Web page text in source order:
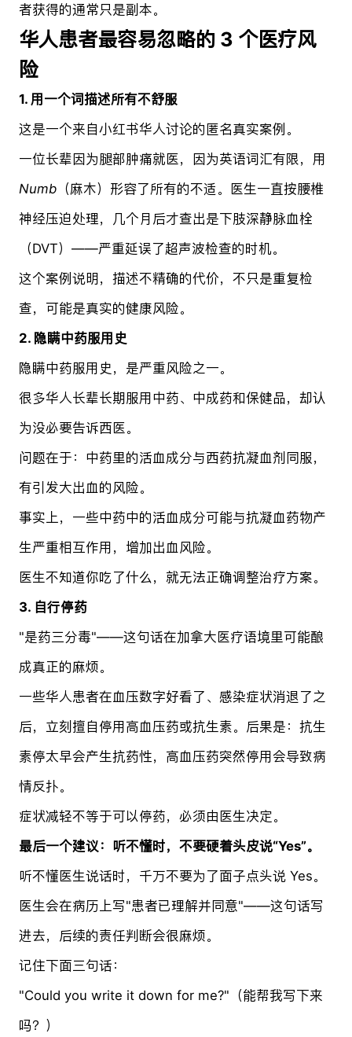
者获得的通常只是副本。
华人患者最容易忽略的 3 个医疗风
险
1. 用一个词描述所有不舒服
这是一个来自小红书华人讨论的匿名真实案例。
一位长辈因为腿部肿痛就医，因为英语词汇有限，用
Numb（麻木）形容了所有的不适。医生一直按腰椎
神经压迫处理，几个月后才查出是下肢深静脉血栓
（DVT）——严重延误了超声波检查的时机。
这个案例说明，描述不精确的代价，不只是重复检
查，可能是真实的健康风险。
2. 隐瞒中药服用史
隐瞒中药服用史，是严重风险之一。
很多华人长辈长期服用中药、中成药和保健品，却认
为没必要告诉西医。
问题在于：中药里的活血成分与西药抗凝血剂同服，
有引发大出血的风险。
事实上，一些中药中的活血成分可能与抗凝血药物产
生严重相互作用，增加出血风险。
医生不知道你吃了什么，就无法正确调整治疗方案。
3. 自行停药
"是药三分毒"——这句话在加拿大医疗语境里可能酿
成真正的麻烦。
一些华人患者在血压数字好看了、感染症状消退了之
后，立刻擅自停用高血压药或抗生素。后果是：抗生
素停太早会产生抗药性，高血压药突然停用会导致病
情反扑。
症状减轻不等于可以停药，必须由医生决定。
最后一个建议：听不懂时，不要硬着头皮说“Yes”。
听不懂医生说话时，千万不要为了面子点头说 Yes。
医生会在病历上写"患者已理解并同意"——这句话写
进去，后续的责任判断会很麻烦。
记住下面三句话：
"Could you write it down for me?"（能帮我写下来
吗？）